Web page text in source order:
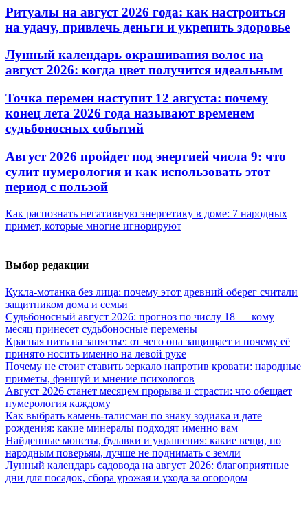
Ритуалы на август 2026 года: как настроиться
на удачу, привлечь деньги и укрепить здоровье
Лунный календарь окрашивания волос на
август 2026: когда цвет получится идеальным
Точка перемен наступит 12 августа: почему
конец лета 2026 года называют временем
судьбоносных событий
Август 2026 пройдет под энергией числа 9: что
сулит нумерология и как использовать этот
период с пользой
Как распознать негативную энергетику в доме: 7 народных
примет, которые многие игнорируют
Выбор редакции
Кукла-мотанка без лица: почему этот древний оберег считали
защитником дома и семьи
Судьбоносный август 2026: прогноз по числу 18 — кому
месяц принесет судьбоносные перемены
Красная нить на запястье: от чего она защищает и почему её
принято носить именно на левой руке
Почему не стоит ставить зеркало напротив кровати: народные
приметы, фэншуй и мнение психологов
Август 2026 станет месяцем прорыва и страсти: что обещает
нумерология каждому
Как выбрать камень-талисман по знаку зодиака и дате
рождения: какие минералы подходят именно вам
Найденные монеты, булавки и украшения: какие вещи, по
народным поверьям, лучше не поднимать с земли
Лунный календарь садовода на август 2026: благоприятные
дни для посадок, сбора урожая и ухода за огородом